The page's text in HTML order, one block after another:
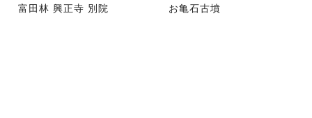
富田林 興正寺 別院 お亀石古墳